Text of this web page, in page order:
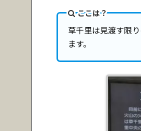
ここは？
草千里は見渡す限
ます。